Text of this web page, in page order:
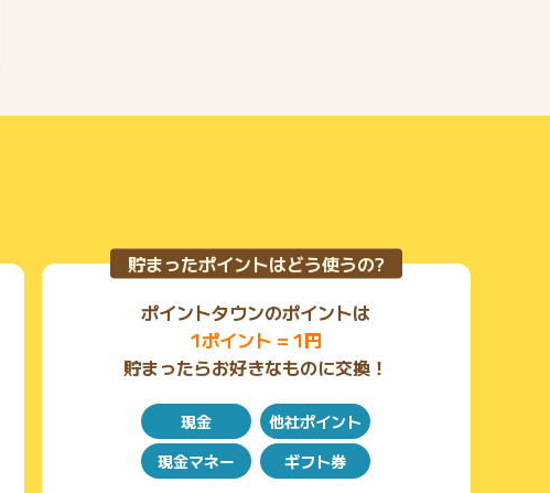
その1 海外不動産ファンド・国内不動産ファンド・再生
貯まったポイントはどう使うの?
ポイントタウンのポイントは
1ポイント = 1円
貯まったらお好きなものに交換！
現金
他社ポイント
現金マネー
ギフト券